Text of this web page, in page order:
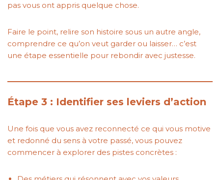
pas vous ont appris quelque chose.
Faire le point, relire son histoire sous un autre angle,
comprendre ce qu’on veut garder ou laisser… c’est
une étape essentielle pour rebondir avec justesse.
Étape 3 : Identifier ses leviers d’action
Une fois que vous avez reconnecté ce qui vous motive
et redonné du sens à votre passé, vous pouvez
commencer à explorer des pistes concrètes :